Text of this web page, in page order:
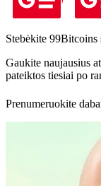
Stebėkite 99Bitcoins
Gaukite naujausius
pateiktos tiesiai po
Prenumeruokite